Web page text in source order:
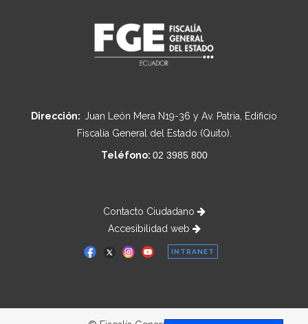
Dirección: Juan León Mera N19-36 y Av. Patria, Edificio
Fiscalía General del Estado (Quito).
Teléfono: 02 3985 800
Contacto Ciudadano
Accesibilidad web
INTRANET